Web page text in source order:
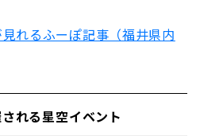
れるふーぽ記事（福井県内
れる星空イベント